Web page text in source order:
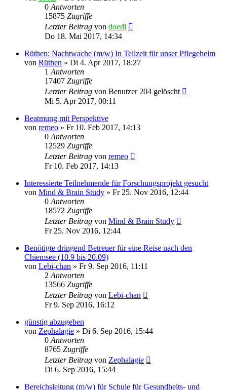
0 Antworten
15875 Zugriffe
Letzter Beitrag von doedl
Do 18. Mai 2017, 14:34
Rüthen: Nachtwache (m/w) In Teilzeit für unser Pflegeheim
von Rüthen » Di 4. Apr 2017, 18:27
1 Antworten
17407 Zugriffe
Letzter Beitrag von Benutzer 204 gelöscht
Mi 5. Apr 2017, 00:11
Beatmung mit Perspektive
von remeo » Fr 10. Feb 2017, 14:13
0 Antworten
12529 Zugriffe
Letzter Beitrag von remeo
Fr 10. Feb 2017, 14:13
Interessierte Teilnehmende für Forschungsprojekt gesucht
von Mind & Brain Study » Fr 25. Nov 2016, 12:44
0 Antworten
18572 Zugriffe
Letzter Beitrag von Mind & Brain Study
Fr 25. Nov 2016, 12:44
Benötigte dringend Betreuer für eine Reise nach den
Chiemsee (10.9 bis 20.09)
von Lebi-chan » Fr 9. Sep 2016, 11:11
2 Antworten
13566 Zugriffe
Letzter Beitrag von Lebi-chan
Fr 9. Sep 2016, 16:12
günstig abzugeben
von Zephalagie » Di 6. Sep 2016, 15:44
0 Antworten
8765 Zugriffe
Letzter Beitrag von Zephalagie
Di 6. Sep 2016, 15:44
Bereichsleitung (m/w) für Schule für Gesundheits- und